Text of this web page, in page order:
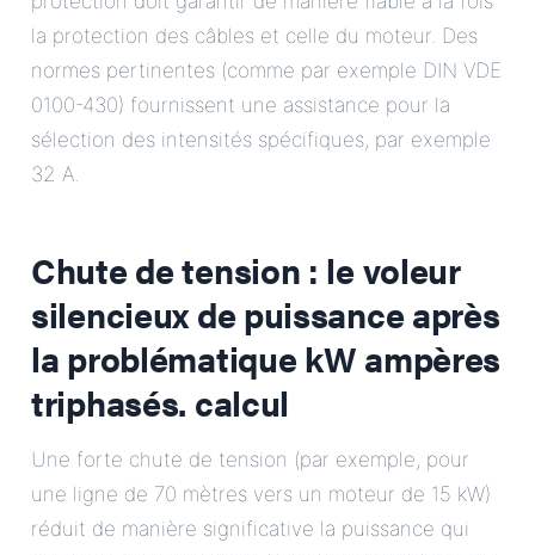
la protection des câbles et celle du moteur. Des
normes pertinentes (comme par exemple DIN VDE
0100-430) fournissent une assistance pour la
sélection des intensités spécifiques, par exemple
32 A.
Chute de tension : le voleur
silencieux de puissance après
laproblématique kW ampères
triphasés. calcul
Une forte chute de tension (par exemple, pour
une ligne de 70 mètres vers un moteur de 15 kW)
réduit de manière significative la puissance qui